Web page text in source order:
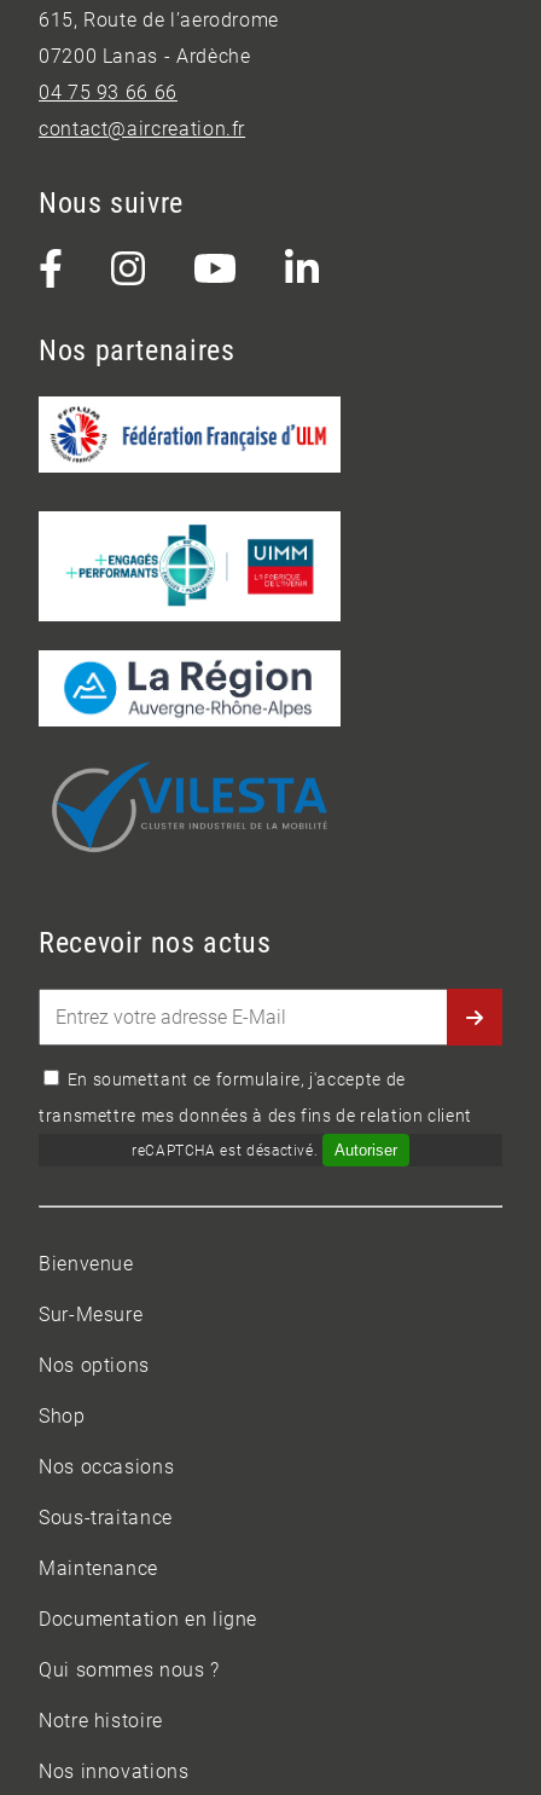
615, Route de l’aerodrome
07200 Lanas - Ardèche
04 75 93 66 66
contact@aircreation.fr
Nous suivre
Nos partenaires
Recevoir nos actus
En soumettant ce formulaire, j'accepte de
transmettre mes données à des fins de relation client
reCAPTCHA est désactivé. Autoriser
Bienvenue
Sur-Mesure
Nos options
Shop
Nos occasions
Sous-traitance
Maintenance
Documentation en ligne
Qui sommes nous ?
Notre histoire
Nos innovations